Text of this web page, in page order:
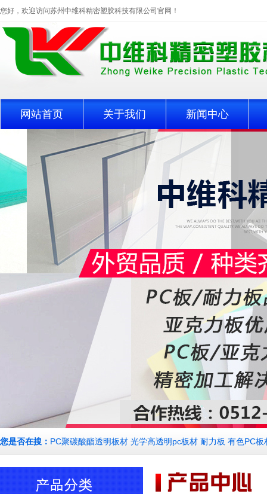
您好，欢迎访问苏州中维科精密塑胶科技有限公司官网！
网站首页 关于我们 新闻中心
您是否在搜： PC聚碳酸酯透明板材 光学高透明pc板材 耐力板 有色PC板